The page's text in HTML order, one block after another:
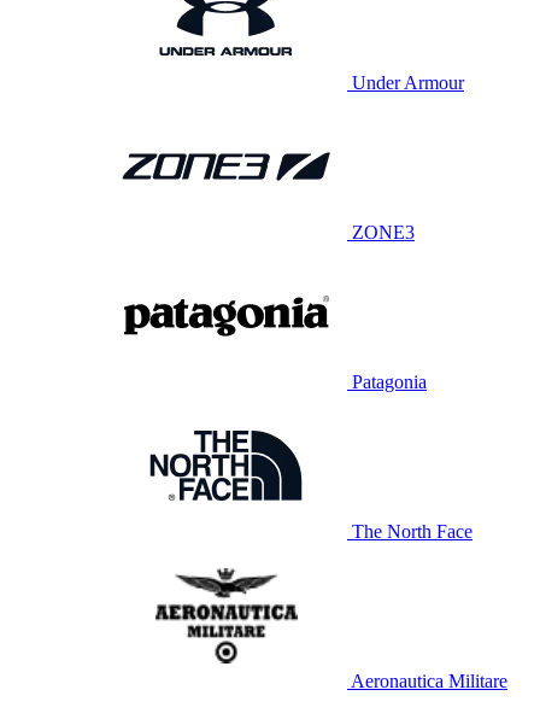
Under Armour
ZONE3
Patagonia
The North Face
Aeronautica Militare